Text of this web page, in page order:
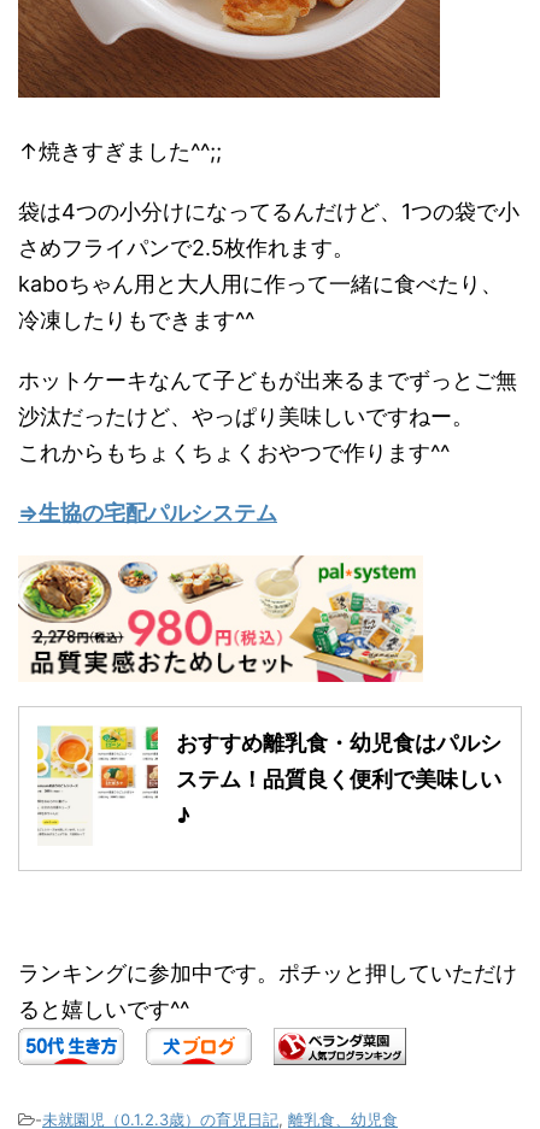
↑焼きすぎました^^;;
袋は4つの小分けになってるんだけど、1つの袋で小
さめフライパンで2.5枚作れます。
kaboちゃん用と大人用に作って一緒に食べたり、
冷凍したりもできます^^
ホットケーキなんて子どもが出来るまでずっとご無
沙汰だったけど、やっぱり美味しいですねー。
これからもちょくちょくおやつで作ります^^
⇒生協の宅配パルシステム
おすすめ離乳食・幼児食はパルシ
ステム！品質良く便利で美味しい
♪
ランキングに参加中です。ポチッと押していただけ
ると嬉しいです^^
-未就園児（0.1.2.3歳）の育児日記, 離乳食、幼児食